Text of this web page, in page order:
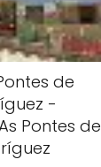
de
-
Pontes de